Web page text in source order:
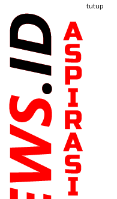
konten
tutup